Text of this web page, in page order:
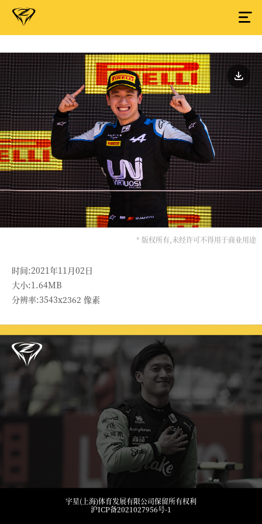
* 版权所有,未经许可不得用于商业用途
时间:2021年11月02日
大小:1.64MB
分辨率:3543x2362 像素
宇星(上海)体育发展有限公司保留所有权利
沪ICP备2021027956号-1